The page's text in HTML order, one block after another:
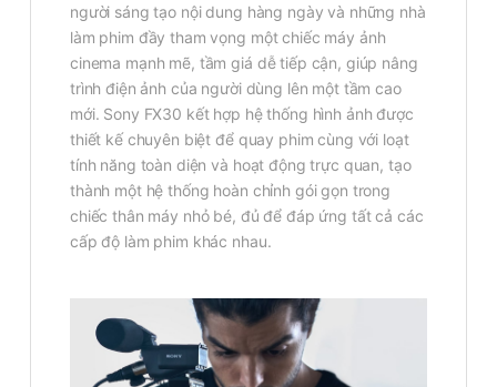
người sáng tạo nội dung hàng ngày và những nhà
làm phim đầy tham vọng một chiếc máy ảnh
cinema mạnh mẽ, tầm giá dễ tiếp cận, giúp nâng
trình điện ảnh của người dùng lên một tầm cao
mới. Sony FX30 kết hợp hệ thống hình ảnh được
thiết kế chuyên biệt để quay phim cùng với loạt
tính năng toàn diện và hoạt động trực quan, tạo
thành một hệ thống hoàn chỉnh gói gọn trong
chiếc thân máy nhỏ bé, đủ để đáp ứng tất cả các
cấp độ làm phim khác nhau.